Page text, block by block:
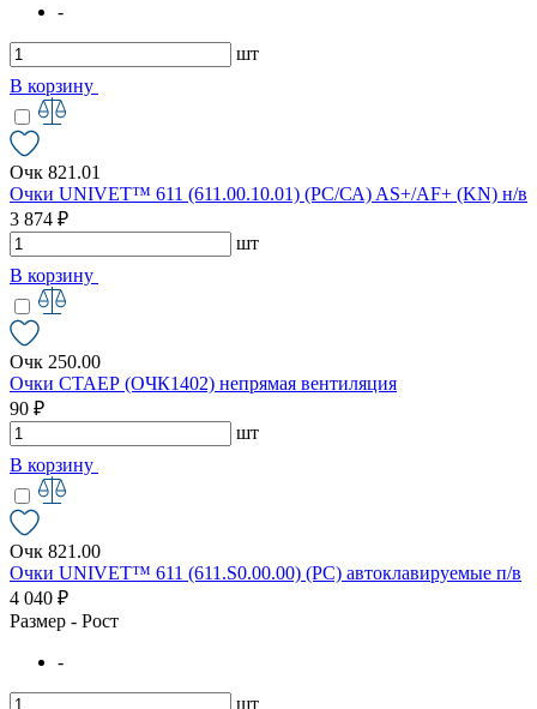
-
шт
В корзину
Очк 821.01
Очки UNIVET™ 611 (611.00.10.01) (РС/СА) AS+/AF+ (KN) н/в
3 874 ₽
шт
В корзину
Очк 250.00
Очки СТАЕР (ОЧК1402) непрямая вентиляция
90 ₽
шт
В корзину
Очк 821.00
Очки UNIVET™ 611 (611.S0.00.00) (РС) автоклавируемые п/в
4 040 ₽
Размер - Рост
-
шт